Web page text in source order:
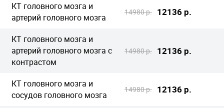
КТ головного мозга и
артерий головного мозга
14980 р. 12136 р.
КТ головного мозга и
артерий головного мозга с
контрастом
14980 р. 12136 р.
КТ головного мозга и
сосудов головного мозга
14980 р. 12136 р.